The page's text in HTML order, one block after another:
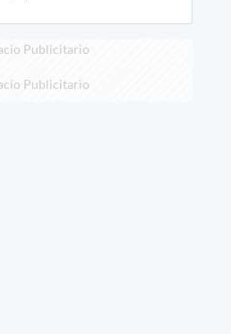
Publicitario
Publicitario